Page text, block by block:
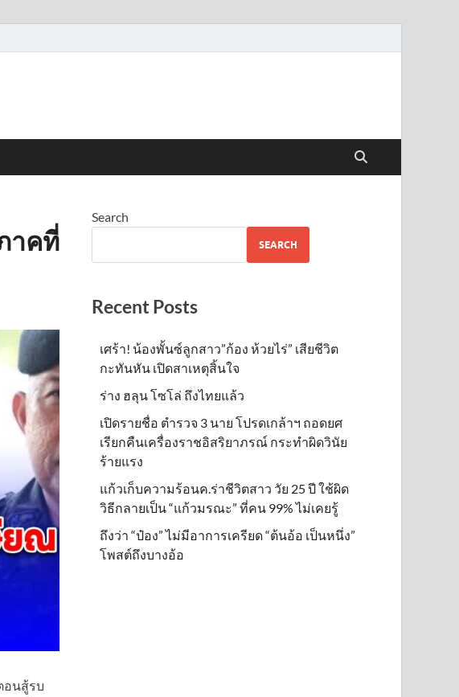
าคที่
อนสู้รบ
Search
SEARCH
Recent Posts
เศร้า! น้องพั้นซ์ลูกสาว”ก้อง ห้วยไร่” เสียชีวิต
กะทันหัน เปิดสาเหตุสิ้นใจ
ร่าง ฮลุน โซโล่ ถึงไทยแล้ว
เปิดรายชื่อ ตำรวจ 3 นาย โปรดเกล้าฯ ถอดยศ
เรียกคืนเครื่องราชอิสริยาภรณ์ กระทำผิดวินัย
ร้ายแรง
แก้วเก็บความร้อนค.ร่าชีวิตสาว วัย 25 ปี ใช้ผิด
วิธีกลายเป็น “แก้วมรณะ” ที่คน 99% ไม่เคยรู้
ถึงว่า “ป๋อง” ไม่มีอาการเครียด “ต้นอ้อ เป็นหนึ่ง”
โพสต์ถึงบางอ้อ